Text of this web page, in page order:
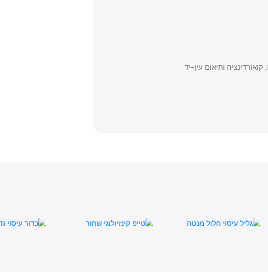
ותיאום עין-יד.